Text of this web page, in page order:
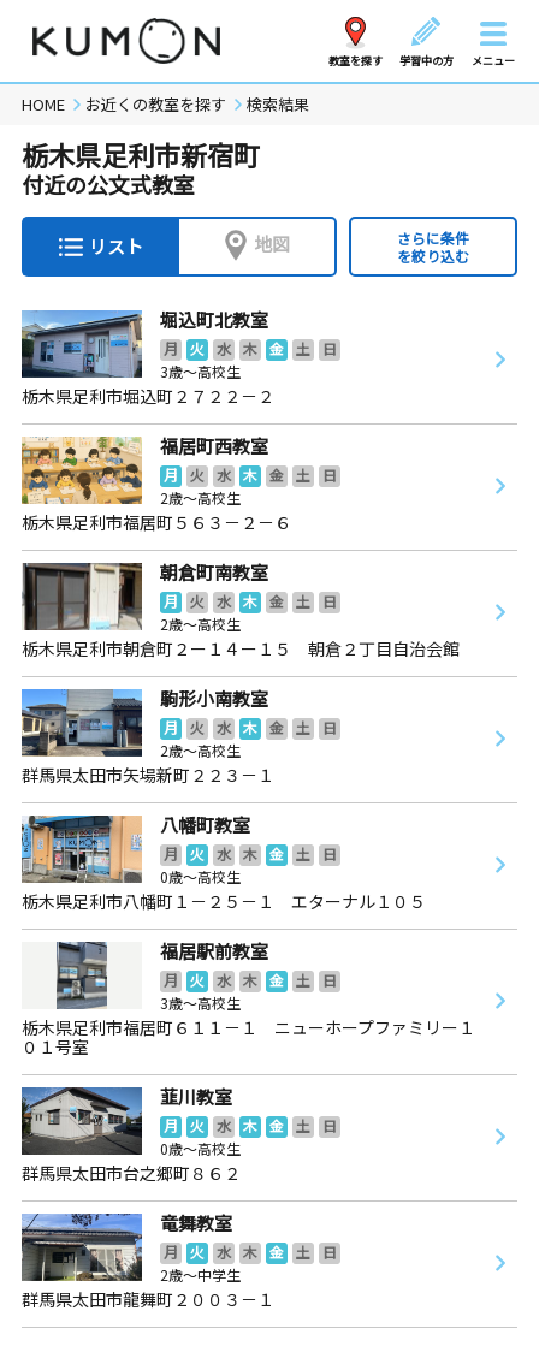
教室を探す 学習中の方 メニュー
HOME お近くの教室を探す 検索結果
栃木県足利市新宿町
付近の公文式教室
リスト 地図
さらに条件
を絞り込む
堀込町北教室
月 火 水 木 金 土
日
3歳～高校生
栃木県足利市堀込町２７２２－２
福居町西教室
月 火 水 木 金 土
日
2歳～高校生
栃木県足利市福居町５６３－２－６
朝倉町南教室
月 火 水 木 金 土
日
2歳～高校生
栃木県足利市朝倉町２ー１４ー１５ 朝倉２丁目自治会館
駒形小南教室
月 火 水 木 金 土
日
2歳～高校生
群馬県太田市矢場新町２２３－１
八幡町教室
月 火 水 木 金 土
日
0歳～高校生
栃木県足利市八幡町１－２５－１ エターナル１０５
福居駅前教室
月 火 水 木 金 土
日
3歳～高校生
栃木県足利市福居町６１１－１ ニューホープファミリー１
０１号室
韮川教室
月 火 水 木 金 土
日
0歳～高校生
群馬県太田市台之郷町８６２
竜舞教室
月 火 水 木 金 土
日
2歳～中学生
群馬県太田市龍舞町２００３－１